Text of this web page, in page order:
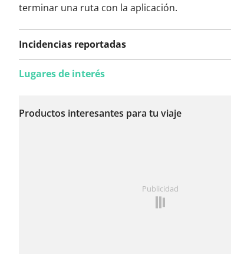
terminar una ruta con la aplicación.
Incidencias reportadas
reportado incidencias
Lugares de interés
Productos interesantes para tu viaje
Publicidad